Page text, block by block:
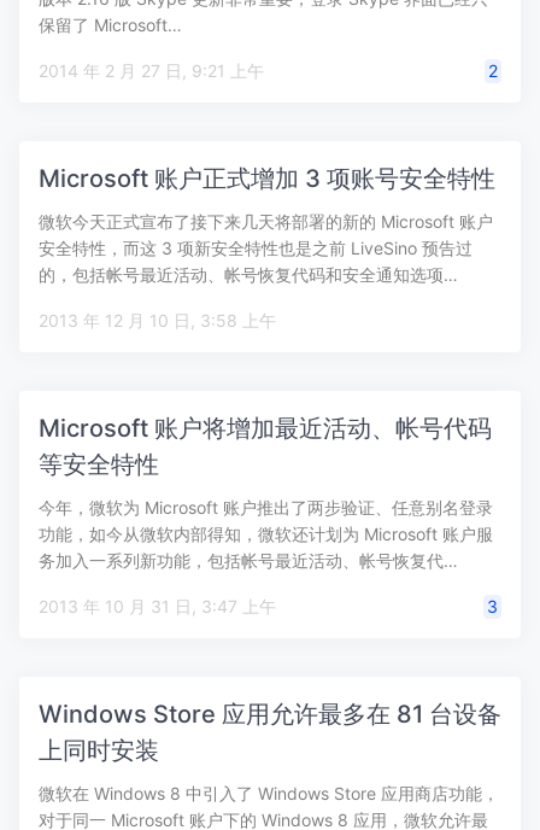
保留了 Microsoft…
2014 年 2 月 27 日, 9:21 上午 2
Microsoft 账户正式增加 3 项账号安全特性
微软今天正式宣布了接下来几天将部署的新的 Microsoft 账户
安全特性，而这 3 项新安全特性也是之前 LiveSino 预告过
的，包括帐号最近活动、帐号恢复代码和安全通知选项…
2013 年 12 月 10 日, 3:58 上午
Microsoft 账户将增加最近活动、帐号代码
等安全特性
今年，微软为 Microsoft 账户推出了两步验证、任意别名登录
功能，如今从微软内部得知，微软还计划为 Microsoft 账户服
务加入一系列新功能，包括帐号最近活动、帐号恢复代…
2013 年 10 月 31 日, 3:47 上午 3
Windows Store 应用允许最多在 81 台设备
上同时安装
微软在 Windows 8 中引入了 Windows Store 应用商店功能，
对于同一 Microsoft 账户下的 Windows 8 应用，微软允许最